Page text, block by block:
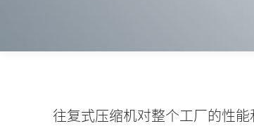
往复式压缩机对整个工厂的性